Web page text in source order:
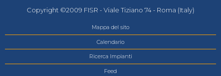
Copyright ©2009 FISR - Viale Tiziano 74 - Roma (Italy)
Mappa del sito
Calendario
Ricerca Impianti
Feed